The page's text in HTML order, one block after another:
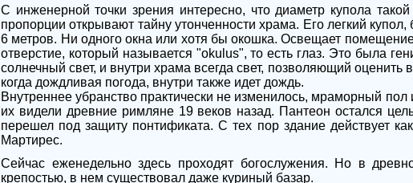
С инженерной точки зрения интересно, что диаметр купола
пропорции открывают тайну утонченности храма. Его легкий
6 метров. Ни одного окна или хотя бы окошка. Освещает
отверстие, который называется "okulus", то есть глаз. Это была
солнечный свет, и внутри храма всегда свет, позволяющий оценить
когда дождливая погода, внутри также идет дождь.
Внутреннее убранство практически не изменилось, мраморный пол
их видели древние римляне 19 веков назад. Пантеон остался
перешел под защиту понтификата. С тех пор здание действует
Мартирес.
Сейчас еженедельно здесь проходят богослужения. Но в
крепостью, в нем существовал даже куриный базар.